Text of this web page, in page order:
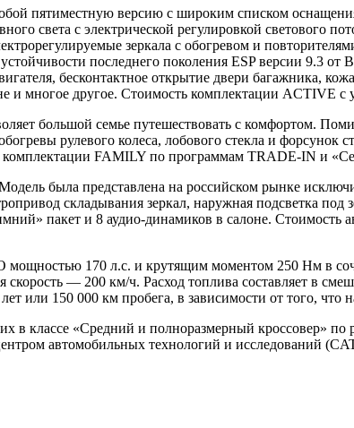
пятиместную версию с широким списком
света c электрической регулировкой светового
зеркала с обогревом и
последнего поколения ESP версии 9.3
бесконтактное открытие двери багажника,
и многое другое. Стоимость комплектации ACTIVE
большой семье путешествовать с комфортом.
рулевого колеса, лобового стекла и форсунок
FAMILY по программам TRADE-IN и
была представлена на российском рынке
складывания зеркал, наружная подсветка под
пакет и 8 аудио-динамиков в салоне. Стоимость
170 л.c. и крутящим моментом 250 Нм в
скорость — 200 км/ч. Расход топлива составляет в
или 150 000 км пробега, в зависимости от того, что
классе «Средний и полноразмерный кроссовер» по
автомобильных технологий и исследований